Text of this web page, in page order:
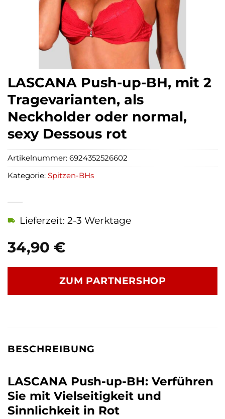
LASCANA Push-up-BH, mit 2
Tragevarianten, als
Neckholder oder normal,
sexy Dessous rot
34,90 €
Lieferzeit: 2-3 Werktage
ZUM PARTNERSHOP
Artikelnummer: 6924352526602
Kategorie: Spitzen-BHs
BESCHREIBUNG
LASCANA Push-up-BH: Verführen
Sie mit Vielseitigkeit und
Sinnlichkeit in Rot